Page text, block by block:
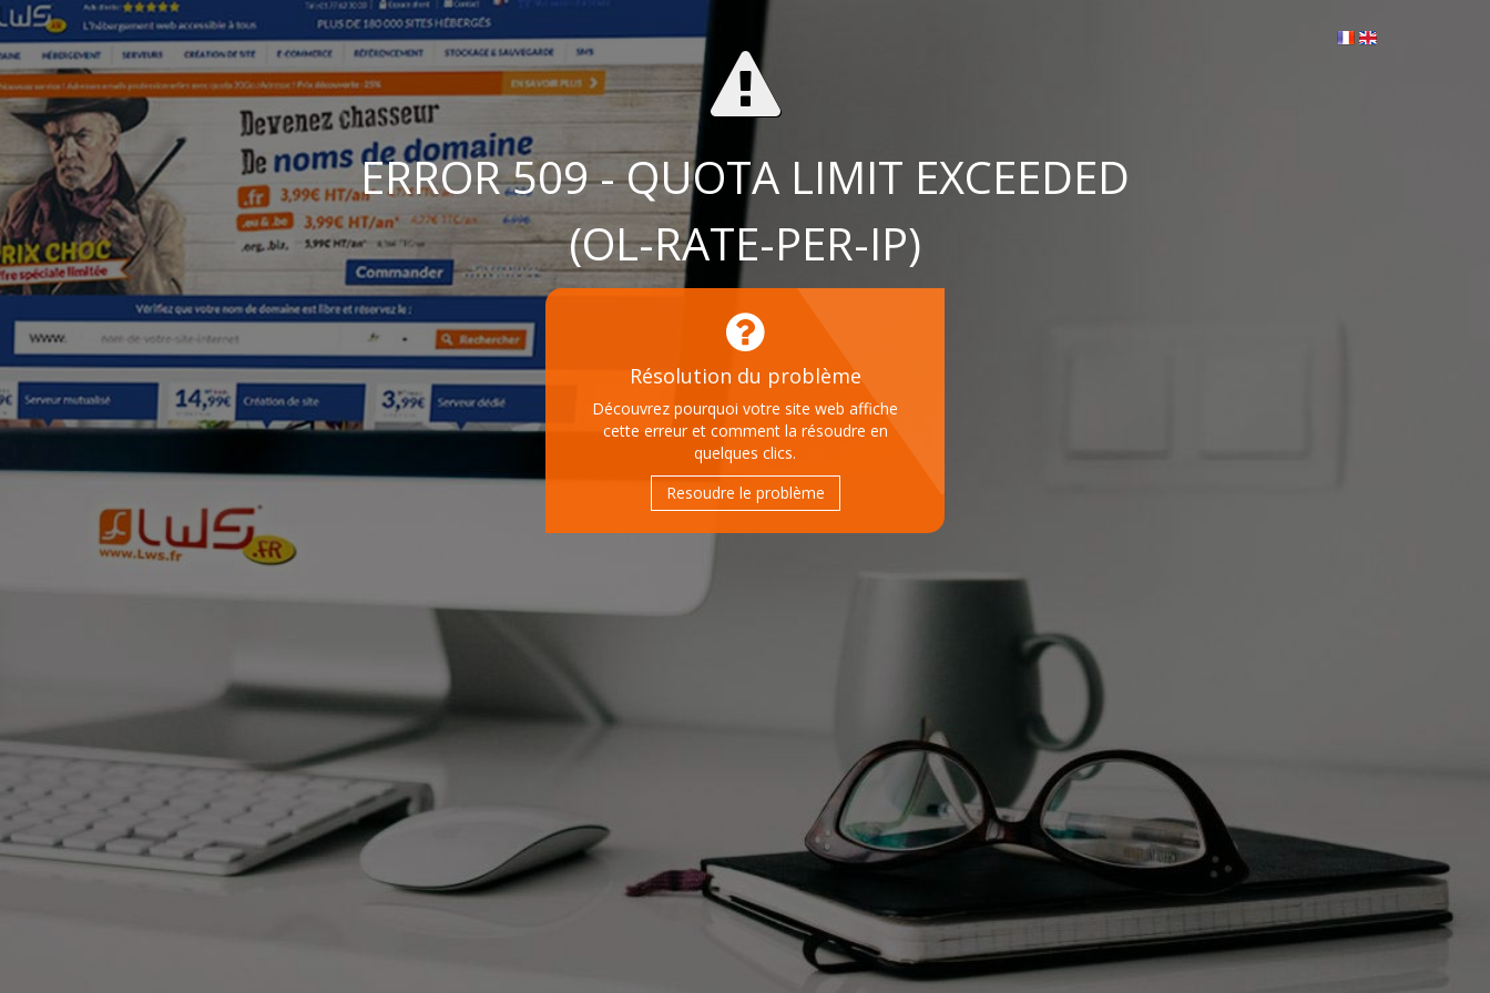
ERROR 509 - QUOTA LIMIT EXCEEDED
(OL-RATE-PER-IP)
Résolution du problème
Découvrez pourquoi votre site web affiche
cette erreur et comment la résoudre en
quelques clics.
Resoudre le problème